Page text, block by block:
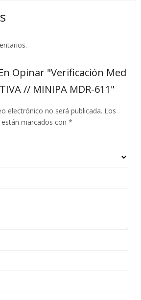
Opinar "Verificación Med
// MINIPA MDR-611"
electrónico no será publicada. Los
marcados con *